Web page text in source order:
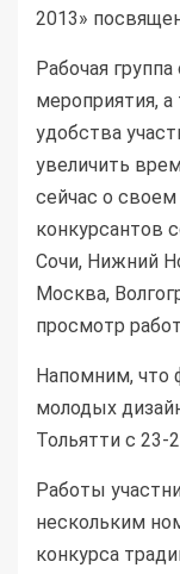
2013»
Рабочая
мероприятия,
удобства
увеличить
сейчас о
конкурсантов
Сочи, Нижний
Москва,
просмотр
Напомним, что
молодых
Тольятти с 23-
Работы
нескольким
конкурса